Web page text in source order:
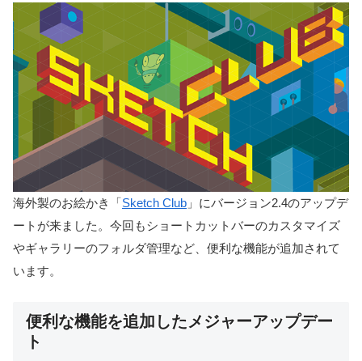
海外製のお絵かき「Sketch Club 」にバージョン2.4のアップデ
ートが来ました。今回もショートカットバーのカスタマイズ
やギャラリーのフォルダ管理など、便利な機能が追加されて
います。
便利な機能を追加したメジャーアップデー
ト